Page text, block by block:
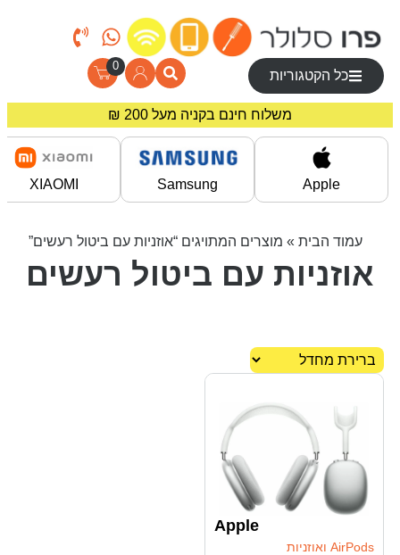
כל הקטגוריות
0
משלוח חינם בקניה מעל 200 ₪
מחירים מיוחדים לרוכשים באתר!
Apple
Samsung
XIAOMI
עמוד הבית » מוצרים המתויגים “אוזניות עם ביטול רעשים”
אוזניות עם ביטול רעשים
Apple
AirPods ואוזניות